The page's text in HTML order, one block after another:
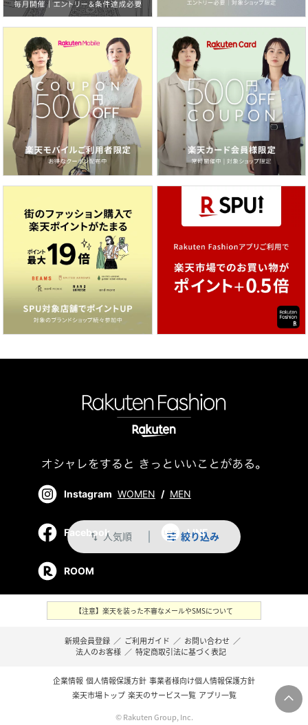
swap_vert 人気順 絞り込み
Instagram WOMEN / MEN
Facebook LINE
ROOM
【注意】楽天を装った不審なメールやSMSについて
新規会員登録 ／ ご利用ガイド ／ お問い合わせ ／
法人のお客様 ／ 特定商取引法に基づく表記
企業情報 個人情報保護方針 事業者様向け個人情報保護方針
楽天市場トップ 楽天のサービス一覧 アプリ一覧
© Rakuten Group, Inc.